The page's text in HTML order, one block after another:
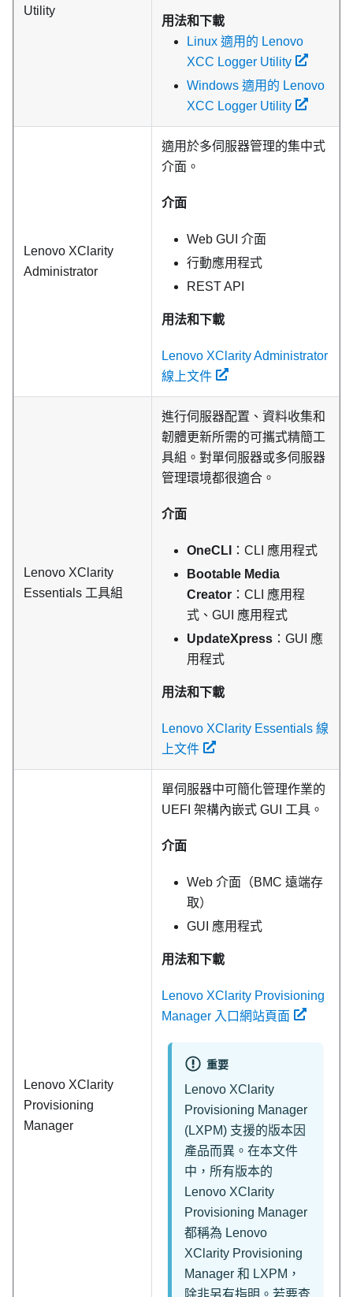
Utility
用法和下載
Linux 適用的 Lenovo
XCC Logger Utility
Windows 適用的 Lenovo
XCC Logger Utility
Lenovo XClarity
Administrator
適用於多伺服器管理的集中式
介面。
介面
Web GUI 介面
行動應用程式
REST API
用法和下載
Lenovo XClarity Administrator
線上文件
Lenovo XClarity
Essentials 工具組
進行伺服器配置、資料收集和
韌體更新所需的可攜式精簡工
具組。對單伺服器或多伺服器
管理環境都很適合。
介面
OneCLI
：CLI 應用程式
Bootable Media
Creator ：CLI 應用程
式、GUI 應用程式
UpdateXpress ：GUI 應
用程式
用法和下載
Lenovo XClarity Essentials 線
上文件
Lenovo XClarity
Provisioning
Manager
單伺服器中可簡化管理作業的
UEFI 架構內嵌式 GUI 工具。
介面
Web 介面（BMC 遠端存
取）
GUI 應用程式
用法和下載
Lenovo XClarity Provisioning
Manager 入口網站頁面
重要
Lenovo XClarity
Provisioning Manager
(LXPM) 支援的版本因
產品而異。在本文件
中，所有版本的
Lenovo XClarity
Provisioning Manager
都稱為 Lenovo
XClarity Provisioning
Manager 和 LXPM ，